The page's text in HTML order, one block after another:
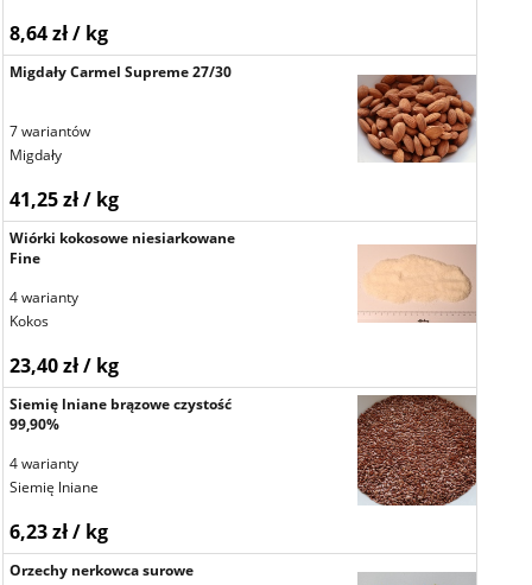
8,64 zł / kg
Migdały Carmel Supreme 27/30
7 wariantów
Migdały
41,25 zł / kg
Wiórki kokosowe niesiarkowane
Fine
4 warianty
Kokos
23,40 zł / kg
Siemię lniane brązowe czystość
99,90%
4 warianty
Siemię lniane
6,23 zł / kg
Orzechy nerkowca surowe